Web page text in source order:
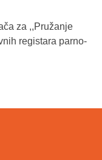
za ,,Pružanje
registara parno-